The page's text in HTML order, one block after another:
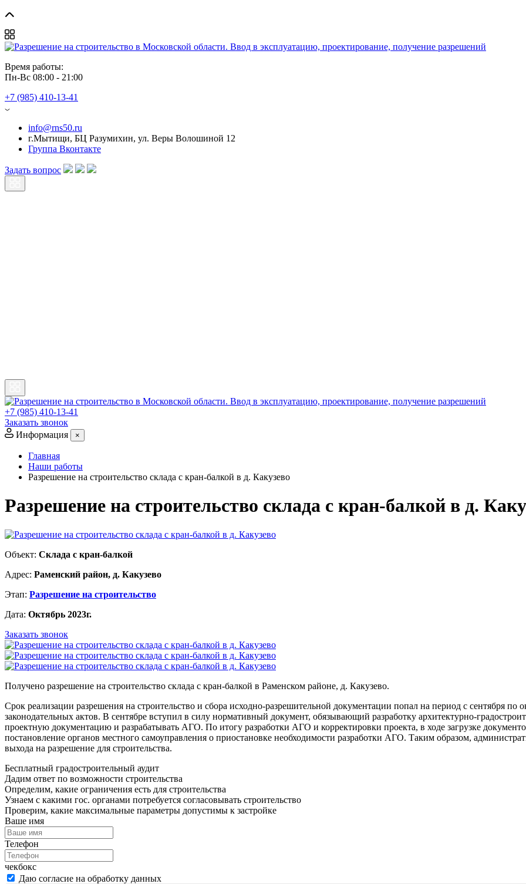
Время работы:
Пн-Вс 08:00 - 21:00
+7 (985) 410-13-41
info@rns50.ru
г.Мытищи, БЦ Разумихин, ул. Веры Волошиной 12
Группа Вконтакте
Задать вопрос
+7 (985) 410-13-41
Заказать звонок
Информация
×
Главная
Наши работы
Разрешение на строительство склада с кран-балкой в д. Какузево
Разрешение на строительство склада с кран-балкой в д.
Объект: Склада с кран-балкой
Адрес: Раменский район, д. Какузево
Этап: Разрешение на строительство
Дата: Октябрь 2023г.
Заказать звонок
Получено разрешение на строительство склада с кран-балкой в Раменском районе, д. Какузево.
Срок реализации разрешения на строительство и сбора исходно-разрешительной документации попал на период с сентября по
законодательных актов. В сентябре вступил в силу нормативный документ, обязывающий разработку архитектурно-
проектную документацию и разрабатывать АГО. По итогу разработки АГО и корректировки проекта, в ходе загрузке
постановление органов местного самоуправления о приостановке необходимости разработки АГО. Таким образом,
выхода на разрешение для строительства.
Бесплатный градостроительный аудит
Дадим ответ по возможности строительства
Определим, какие ограничения есть для строительства
Узнаем с какими гос. органами потребуется согласовывать строительство
Проверим, какие максимальные параметры допустимы к застройке
Ваше имя
Телефон
чекбокс
Даю согласие на обработку данных